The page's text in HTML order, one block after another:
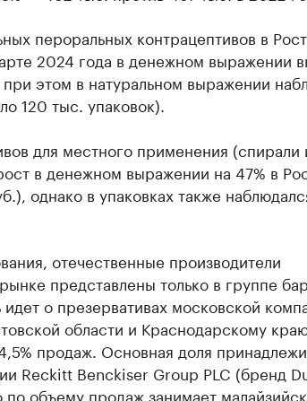
пероральных контрацептивов в
2024 года в денежном выражении
этом в натуральном выражении
120 тыс. упаковок).
для местного применения (спирали
в денежном выражении на 47% в
однако в упаковках также
отечественные производители
представлены только в группе
идет о презервативах московской
области и Краснодарскому
продаж. Основная доля
Reckitt Benckiser Group PLC (бренд
объему продаж занимает